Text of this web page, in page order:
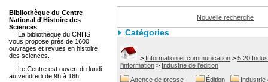
Nouvelle recherche
Catégories
> Information et communication > 5.20
l'information > Industrie de l'édition
Agence de presse
Édition
Industrie
Bibliothèque du Centre
National d'Histoire des
Sciences
La bibliothèque du CNHS
vous propose près de 1600
ouvrages et revues en histoire
des sciences.
Le Centre est ouvert du lundi
au vendredi de 9h à 16h.